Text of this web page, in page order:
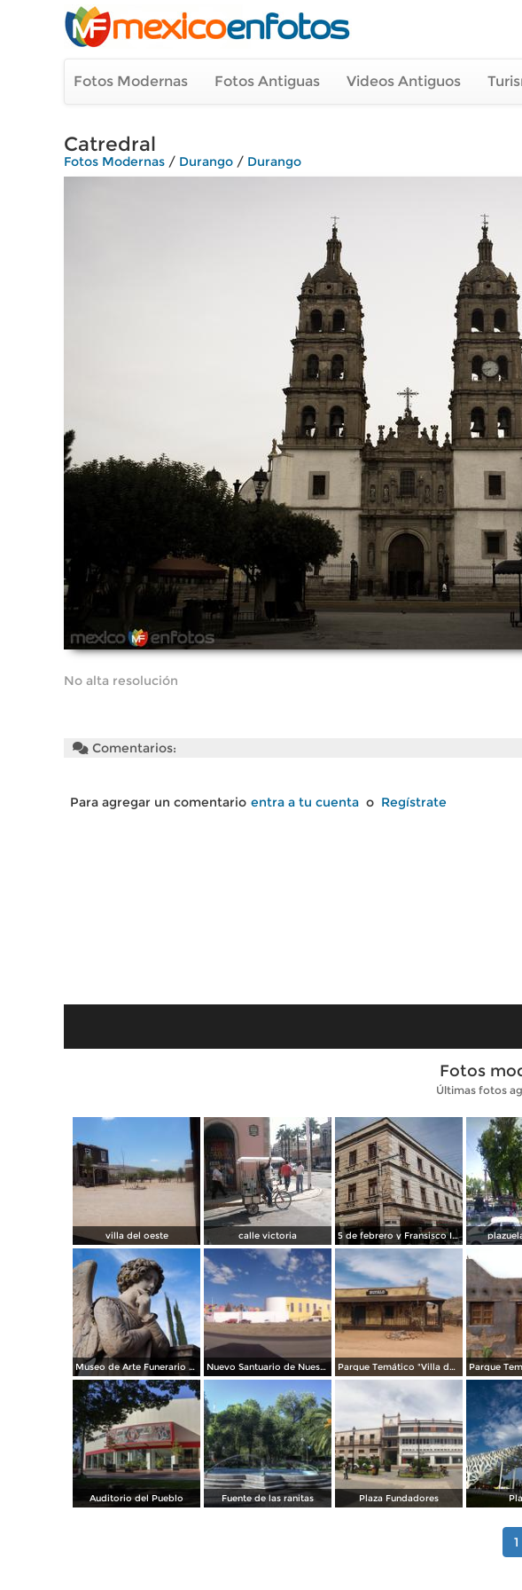
Fotos Modernas Fotos Antiguas Videos Antiguos
Catredral
Fotos Modernas / Durango / Durango
No alta resolución
Comentarios:
Para agregar un comentario entra a tu cuenta o Regístrate
Fotos
Últimas fotos
villa del oeste calle victoria 5 de febrero y Fransisco I Madero
Museo de Arte Funerario Benigno Montoya: Ángel Apocalíptico Nuevo Santuario de Nuestra Señora de Guadalupe Parque Temático "Villa del Oeste"
Auditorio del Pueblo Fuente de las ranitas Plaza Fundadores
1